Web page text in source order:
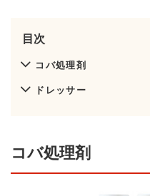
目次
コバ処理剤
ドレッサー
コバ処理剤